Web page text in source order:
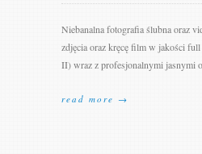
Niebanalna fotografia ślubna oraz
zdjęcia oraz kręcę film w jakości
II) wraz z profesjonalnymi jasnymi
read more →